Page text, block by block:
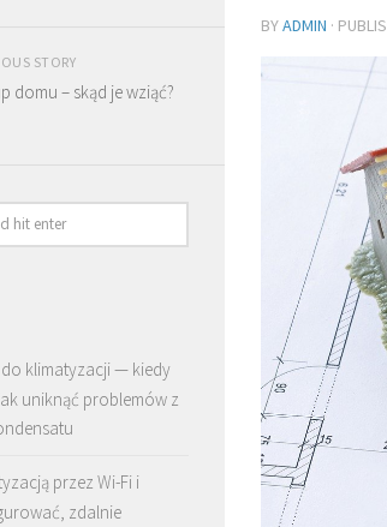
BYADMIN ·
STORY
domu – skąd je wziąć?
klimatyzacji — kiedy
uniknąć problemów z
przez Wi-Fi i
zdalnie